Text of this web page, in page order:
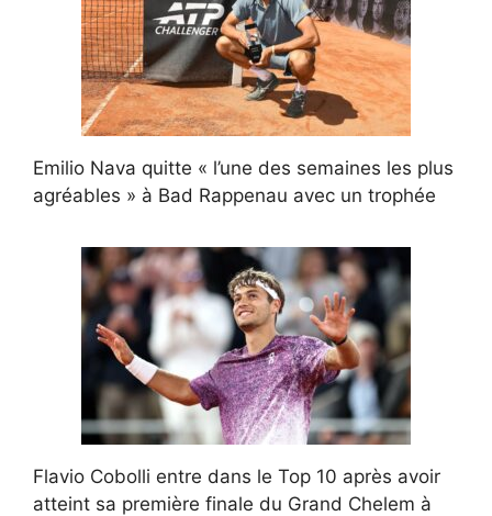
Emilio Nava quitte « l’une des semaines les plus
agréables » à Bad Rappenau avec un trophée
Flavio Cobolli entre dans le Top 10 après avoir
atteint sa première finale du Grand Chelem à